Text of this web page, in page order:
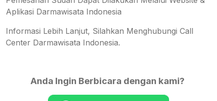
Aplikasi Darmawisata Indonesia
Informasi Lebih Lanjut, Silahkan Menghubungi Call
Center Darmawisata Indonesia.
Anda Ingin Berbicara dengan kami?